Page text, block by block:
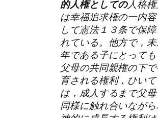
的人権としての人格
は幸福追求権の一内
して憲法１３条で保
れている。他方で，
年である子にとっても
父母の共同親権の下
育される権利，ひいて
は，成人するまで父
同様に触れ合いなが